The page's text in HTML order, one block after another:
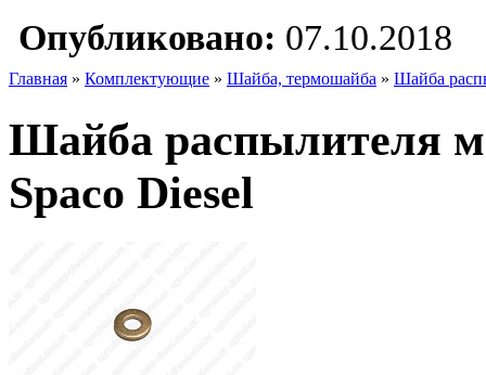
Опубликовано: 07.10.2018
Главная » Комплектующие » Шайба, термошайба » Шайба
Шайба распылителя
Spaco Diesel